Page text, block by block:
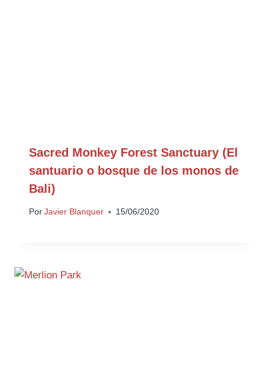
Sacred Monkey Forest Sanctuary (El
santuario o bosque de los monos de
Bali)
Por Javier Blanquer 15/06/2020